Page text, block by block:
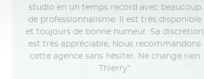
studio en un temps record avec beaucoup
de professionnalisme. Il est très disponible
et toujours de bonne humeur. Sa discrétion
est très appréciable, Nous recommandons
cette agence sans hésiter. Ne change rien
Thierry"